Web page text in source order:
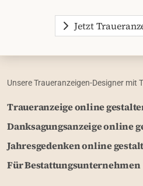
Jetzt
Unsere Traueranzeigen-Designer mit
Traueranzeige online
Danksagungsanzeige online
Jahresgedenken online
Für Bestattungsunternehmen